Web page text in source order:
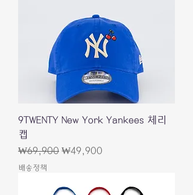
9TWENTY New York Yankees 체리
캡
一般價格
₩69,900 促銷價格
₩49,900
배송정책